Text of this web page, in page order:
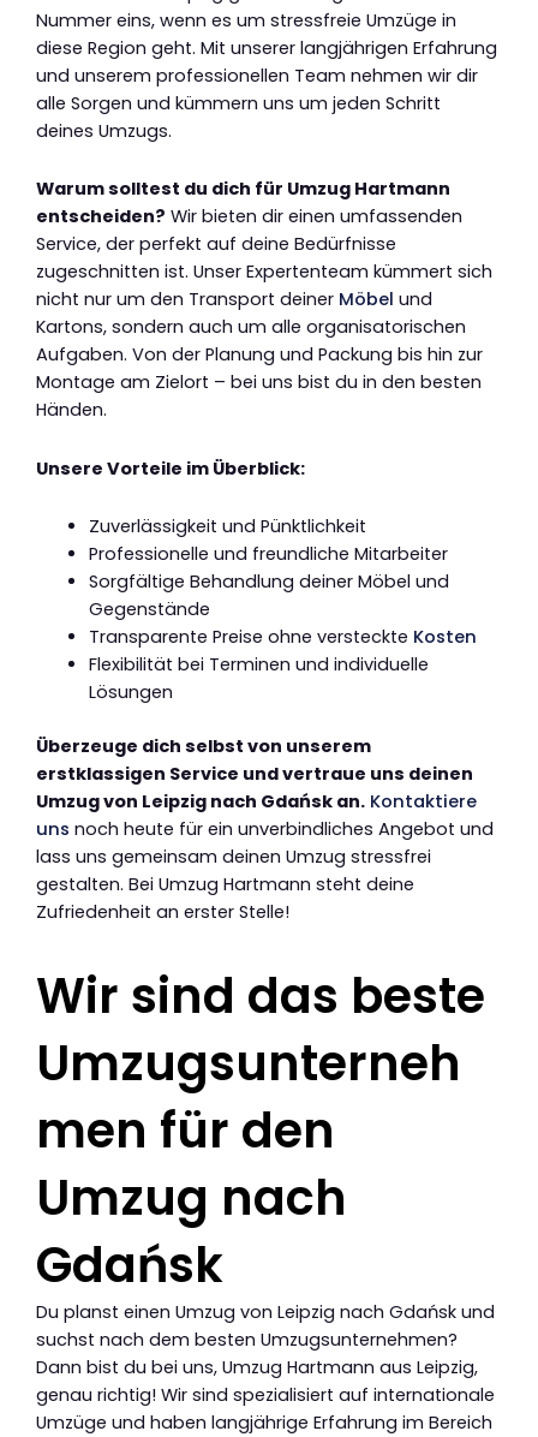
Nummer eins, wenn es um stressfreie Umzüge in
diese Region geht. Mit unserer langjährigen Erfahrung
und unserem professionellen Team nehmen wir dir
alle Sorgen und kümmern uns um jeden Schritt
deines Umzugs.
Warum solltest du dich für Umzug Hartmann
entscheiden? Wir bieten dir einen umfassenden
Service, der perfekt auf deine Bedürfnisse
zugeschnitten ist. Unser Expertenteam kümmert sich
nicht nur um den Transport deiner Möbel und
Kartons, sondern auch um alle organisatorischen
Aufgaben. Von der Planung und Packung bis hin zur
Montage am Zielort – bei uns bist du in den besten
Händen.
Unsere Vorteile im Überblick:
Zuverlässigkeit und Pünktlichkeit
Professionelle und freundliche Mitarbeiter
Sorgfältige Behandlung deiner Möbel und
Gegenstände
Transparente Preise ohne versteckte Kosten
Flexibilität bei Terminen und individuelle
Lösungen
Überzeuge dich selbst von unserem
erstklassigen Service und vertraue uns deinen
Umzug von Leipzig nach Gdańsk an. Kontaktiere
uns noch heute für ein unverbindliches Angebot und
lass uns gemeinsam deinen Umzug stressfrei
gestalten. Bei Umzug Hartmann steht deine
Zufriedenheit an erster Stelle!
Wir sind das beste
Umzugsunterneh
men für den
Umzug nach
Gdańsk
Du planst einen Umzug von Leipzig nach Gdańsk und
suchst nach dem besten Umzugsunternehmen?
Dann bist du bei uns, Umzug Hartmann aus Leipzig,
genau richtig! Wir sind spezialisiert auf internationale
Umzüge und haben langjährige Erfahrung im Bereich